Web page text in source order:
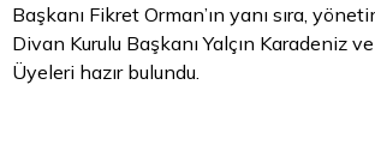
Başkanı Fikret Orman’ın yanı sıra,
Divan Kurulu Başkanı Yalçın Karadeniz
Üyeleri hazır bulundu.